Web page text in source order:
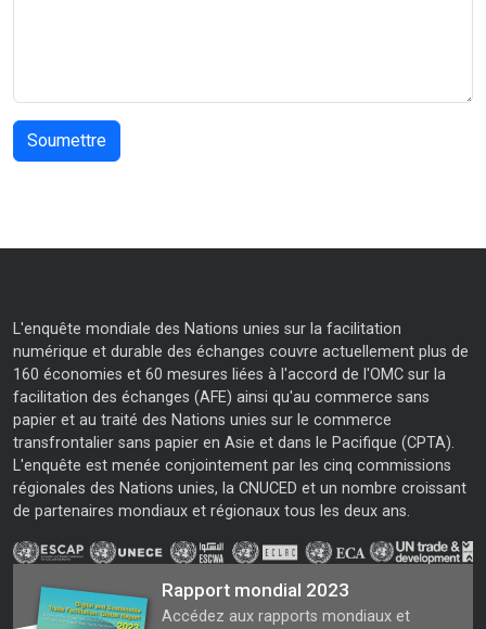
L'enquête mondiale des Nations unies sur la facilitation
numérique et durable des échanges couvre actuellement plus de
160 économies et 60 mesures liées à l'accord de l'OMC sur la
facilitation des échanges (AFE) ainsi qu'au commerce sans
papier et au traité des Nations unies sur le commerce
transfrontalier sans papier en Asie et dans le Pacifique (CPTA).
L'enquête est menée conjointement par les cinq commissions
régionales des Nations unies, la CNUCED et un nombre croissant
de partenaires mondiaux et régionaux tous les deux ans.
Rapport mondial 2023
Accédez aux rapports mondiaux et